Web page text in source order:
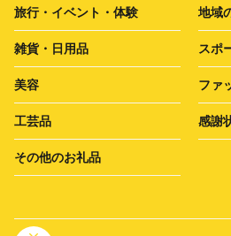
旅行・イベント・体験 地域
雑貨・日用品 スポ
美容 ファ
工芸品 感謝
その他のお礼品